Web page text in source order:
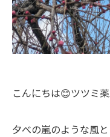
こんにちは😊ツツミ
夕べの嵐のような風